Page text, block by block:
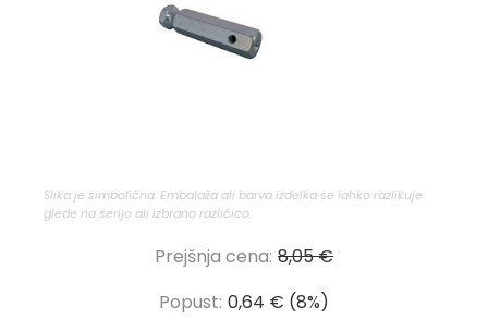
Slika je simbolična. Embalaža ali barva izdelka se lahko razlikuje
glede na serijo ali izbrano različico.
Prejšnja cena: 8,05 €
Popust: 0,64 € (8%)